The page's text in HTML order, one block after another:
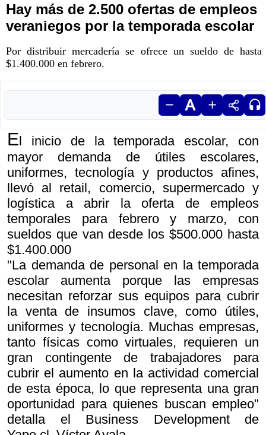
Hay más de 2.500 ofertas de empleos
veraniegos por la temporada escolar
Por distribuir mercadería se ofrece un sueldo de hasta
$1.400.000 en febrero.
El inicio de la temporada escolar, con
mayor demanda de útiles escolares,
uniformes, tecnología y productos afines,
llevó al retail, comercio, supermercado y
logística a abrir la oferta de empleos
temporales para febrero y marzo, con
sueldos que van desde los $500.000 hasta
$1.400.000
"La demanda de personal en la temporada
escolar aumenta porque las empresas
necesitan reforzar sus equipos para cubrir
la venta de insumos clave, como útiles,
uniformes y tecnología. Muchas empresas,
tanto físicas como virtuales, requieren un
gran contingente de trabajadores para
cubrir el aumento en la actividad comercial
de esta época, lo que representa una gran
oportunidad para quienes buscan empleo"
detalla el Business Development de